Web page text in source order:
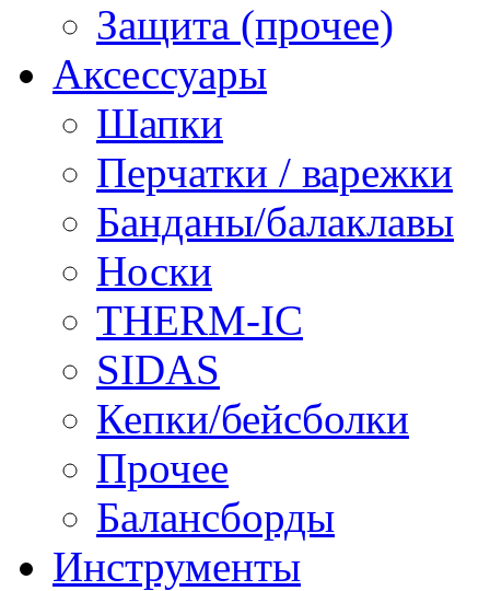
Защита (прочее)
Аксессуары
Шапки
Перчатки / варежки
Банданы/балаклавы
Носки
THERM-IC
SIDAS
Кепки/бейсболки
Прочее
Балансборды
Инструменты